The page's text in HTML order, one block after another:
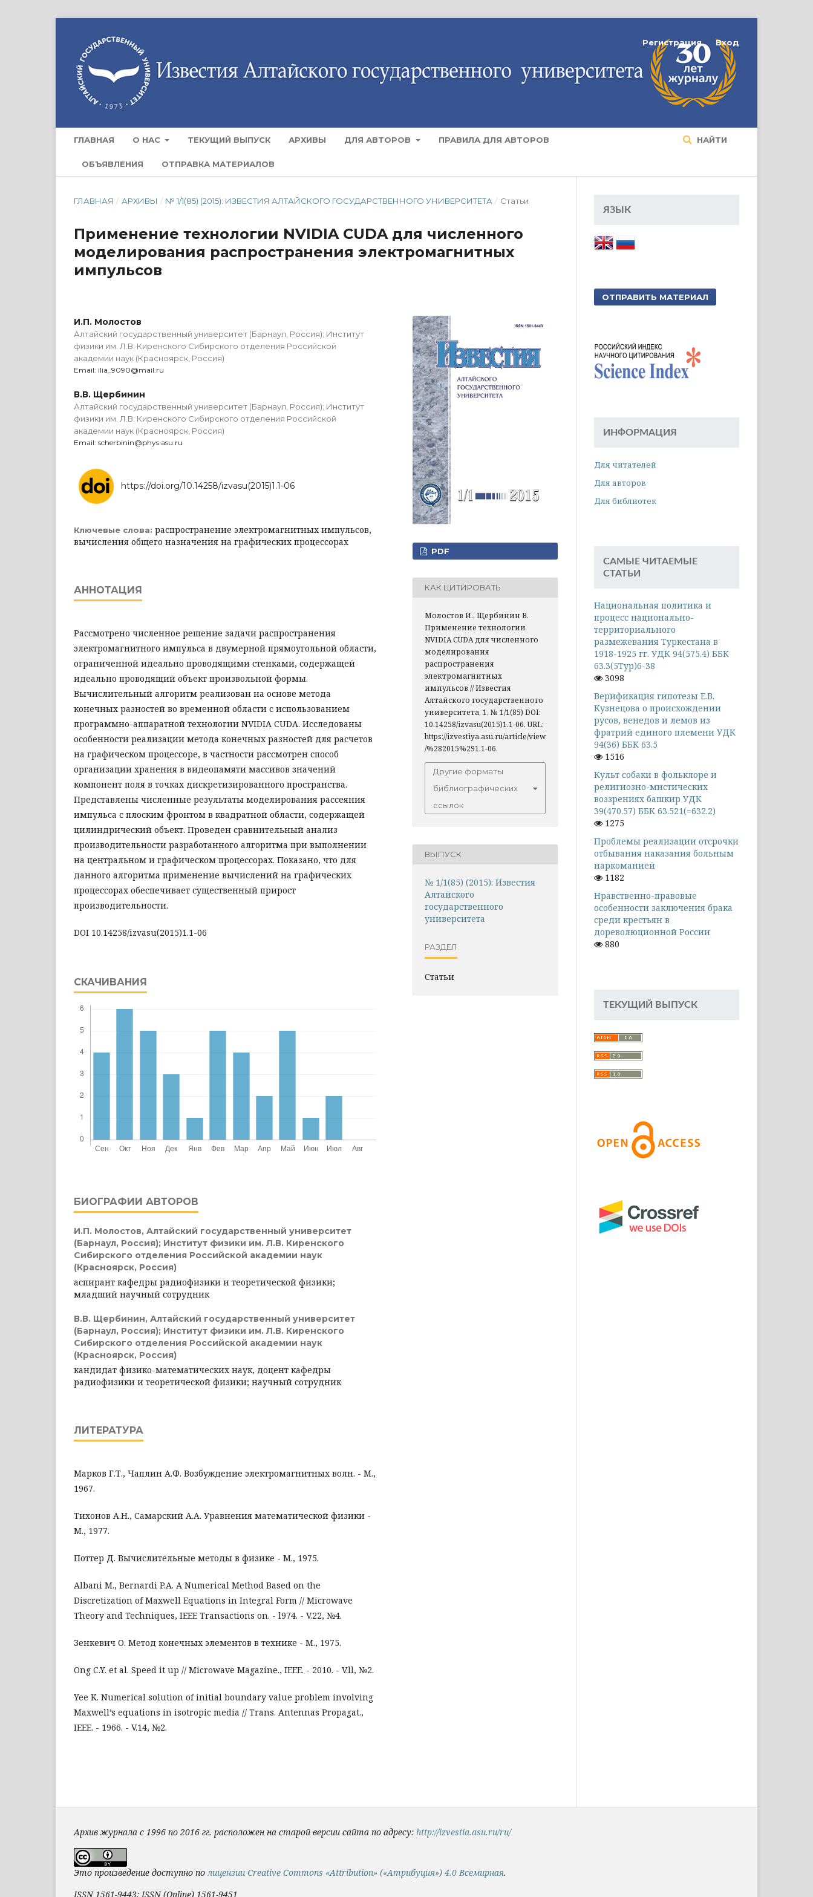
ГЛАВНАЯ О НАС ТЕКУЩИЙ ВЫПУСК АРХИВЫ ДЛЯ АВТОРОВ ПРАВИЛА ДЛЯ АВТОРОВ
ОБЪЯВЛЕНИЯ ОТПРАВКА МАТЕРИАЛОВ
НАЙТИ
Регистрация Вход
ГЛАВНАЯ / АРХИВЫ / № 1/1(85) (2015): ИЗВЕСТИЯ АЛТАЙСКОГО ГОСУДАРСТВЕННОГО УНИВЕРСИТЕТА / Статьи
Применение технологии NVIDIA CUDA для численного
моделирования распространения электромагнитных
импульсов
И.П. Молостов
Алтайский государственный университет (Барнаул, Россия); Институт
физики им. Л.В. Киренского Сибирского отделения Российской
академии наук (Красноярск, Россия)
Email: ilia_9090@mail.ru
В.В. Щербинин
Алтайский государственный университет (Барнаул, Россия); Институт
физики им. Л.В. Киренского Сибирского отделения Российской
академии наук (Красноярск, Россия)
Email: scherbinin@phys.asu.ru
https://doi.org/10.14258/izvasu(2015)1.1-06
Ключевые слова: распространение электромагнитных импульсов,
вычисления общего назначения на графических процессорах
АННОТАЦИЯ
Рассмотрено численное решение задачи распространения
электромагнитного импульса в двумерной прямоугольной области,
ограниченной идеально проводящими стенками, содержащей
идеально проводящий объект произвольной формы.
Вычислительный алгоритм реализован на основе метода
конечных разностей во временной области с использованием
программно-аппаратной технологии NVIDIA CUDA. Исследованы
особенности реализации метода конечных разностей для расчетов
на графическом процессоре, в частности рассмотрен способ
организации хранения в видеопамяти массивов значений
компонент поля в точках дискретизированного пространства.
Представлены численные результаты моделирования рассеяния
импульса с плоским фронтом в квадратной области, содержащей
цилиндрический объект. Проведен сравнительный анализ
производительности разработанного алгоритма при выполнении
на центральном и графическом процессорах. Показано, что для
данного алгоритма применение вычислений на графических
процессорах обеспечивает существенный прирост
производительности.
DOI 10.14258/izvasu(2015)1.1-06
СКАЧИВАНИЯ
БИОГРАФИИ АВТОРОВ
И.П. Молостов, Алтайский государственный университет
(Барнаул, Россия); Институт физики им. Л.В. Киренского
Сибирского отделения Российской академии наук
(Красноярск, Россия)
аспирант кафедры радиофизики и теоретической физики;
младший научный сотрудник
В.В. Щербинин, Алтайский государственный университет
(Барнаул, Россия); Институт физики им. Л.В. Киренского
Сибирского отделения Российской академии наук
(Красноярск, Россия)
кандидат физико-математических наук, доцент кафедры
радиофизики и теоретической физики; научный сотрудник
ЛИТЕРАТУРА
Марков Г.Т., Чаплин А.Ф. Возбуждение электромагнитных волн. - М.,
1967.
Тихонов А.Н., Самарский А.А. Уравнения математической физики -
М., 1977.
Поттер Д. Вычислительные методы в физике - М., 1975.
Albani M., Bernardi P.A. A Numerical Method Based on the
Discretization of Maxwell Equations in Integral Form // Microwave
Theory and Techniques, IEEE Transactions on. - l974. - V.22, №4.
Зенкевич О. Метод конечных элементов в технике - М., 1975.
Ong C.Y. et al. Speed it up // Microwave Magazine., IEEE. - 2010. - V.ll, №2.
Yee K. Numerical solution of initial boundary value problem involving
Maxwell’s equations in isotropic media // Trans. Antennas Propagat.,
IEEE. - 1966. - V.14, №2.
PDF
КАК ЦИТИРОВАТЬ
Молостов И., Щербинин В.
Применение технологии
NVIDIA CUDA для численного
моделирования
распространения
электромагнитных
импульсов // Известия
Алтайского государственного
университета, 1, № 1/1(85) DOI:
10.14258/izvasu(2015)1.1-06. URL:
https://izvestiya.asu.ru/article/view
/%282015%291.1-06.
Другие форматы
библиографических
ссылок
ВЫПУСК
№ 1/1(85) (2015): Известия
Алтайского
государственного
университета
РАЗДЕЛ
Статьи
ЯЗЫК
ОТПРАВИТЬ МАТЕРИАЛ
ИНФОРМАЦИЯ
Для читателей
Для авторов
Для библиотек
САМЫЕ ЧИТАЕМЫЕ
СТАТЬИ
Национальная политика и
процесс национально-
территориального
размежевания Туркестана в
1918-1925 гг. УДК 94(575.4) ББК
63.3(5Тур)6-38
3098
Верификация гипотезы Е.В.
Кузнецова о происхождении
русов, венедов и лемов из
фратрий единого племени УДК
94(36) ББК 63.5
1516
Культ собаки в фольклоре и
религиозно-мистических
воззрениях башкир УДК
39(470.57) ББК 63.521(=632.2)
1275
Проблемы реализации отсрочки
отбывания наказания больным
наркоманией
1182
Нравственно-правовые
особенности заключения брака
среди крестьян в
дореволюционной России
880
ТЕКУЩИЙ ВЫПУСК
Архив журнала с 1996 по 2016 гг. расположен на старой версии сайта по адресу: http://izvestia.asu.ru/ru/
Это произведение доступно полицензии Creative Commons «Attribution» («Атрибуция») 4.0 Всемирная.
ISSN 1561-9443; ISSN (Online) 1561-9451